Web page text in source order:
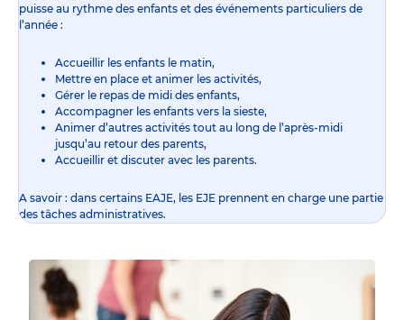
puisse au rythme des enfants et des événements particuliers de
l’année :
Accueillir les enfants le matin,
Mettre en place et animer les activités,
Gérer le repas de midi des enfants,
Accompagner les enfants vers la sieste,
Animer d’autres activités tout au long de l’après-midi
jusqu’au retour des parents,
Accueillir et discuter avec les parents.
A savoir : dans certains EAJE, les EJE prennent en charge une partie
des tâches administratives.